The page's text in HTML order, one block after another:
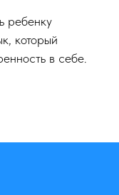
ребенку
который
в себе.